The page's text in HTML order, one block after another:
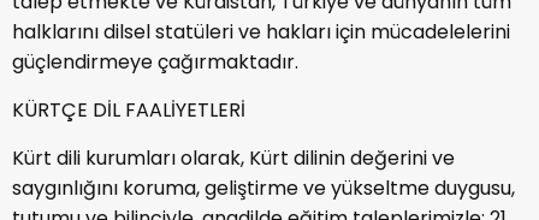
halklarını dilsel statüleri ve hakları için mücadelelerini
güçlendirmeye çağırmaktadır.
KÜRTÇE DİL FAALİYETLERİ
Kürt dili kurumları olarak, Kürt dilinin değerini ve
saygınlığını koruma, geliştirme ve yükseltme duygusu,